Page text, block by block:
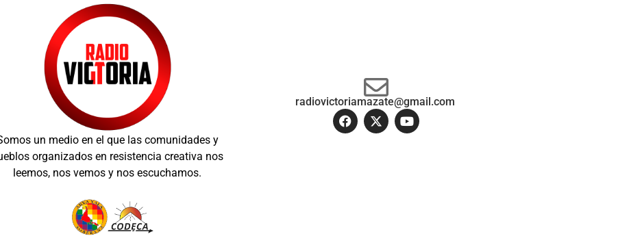
un medio en el que las comunidades y
organizados en resistencia creativa nos
leemos, nos vemos y nos escuchamos.
radiovictoriamazate@gmail.com